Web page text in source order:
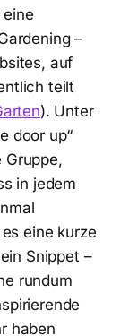
–
auf
teilt
). Unter
door up“
Gruppe,
in jedem
eine kurze
Snippet –
rundum
haben